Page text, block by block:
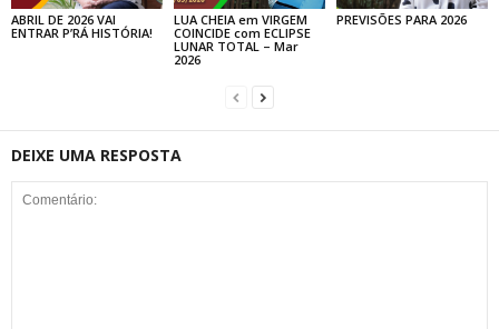
ABRIL DE 2026 VAI
ENTRAR P’RÁ HISTÓRIA!
LUA CHEIA em VIRGEM
COINCIDE com ECLIPSE
LUNAR TOTAL – Mar
2026
PREVISÕES PARA 2026
DEIXE UMA RESPOSTA